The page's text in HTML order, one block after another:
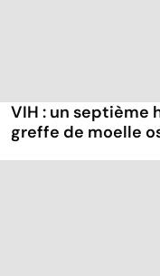
VIH : un septième
greffe de moelle